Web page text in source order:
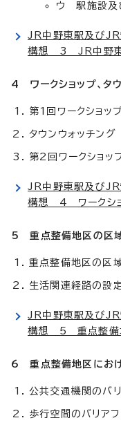
ウ 駅施設及
JR中野東駅及びJR
構想 3 JR中野東
4 ワークショップ、タ
第1回ワークショッ
タウンウォッチング
第2回ワークショッ
JR中野東駅及びJR
構想 4 ワークショ
5 重点整備地区の区域
重点整備地区の区
生活関連経路の設
JR中野東駅及びJR
構想 5 重点整備
6 重点整備地区にお
公共交通機関のバ
歩行空間のバリア